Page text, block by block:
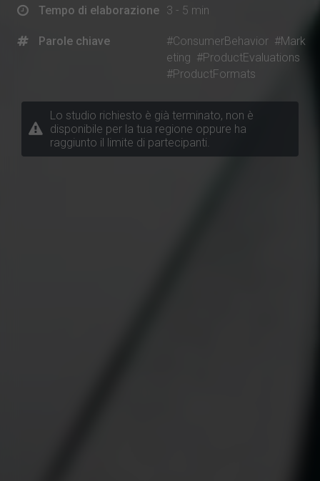
Tempo di elaborazione 3 - 5 min
Parole chiave #ConsumerBehavior #Mark
eting #ProductEvaluations
#ProductFormats
Lo studio richiesto è già terminato, non è
disponibile per la tua regione oppure ha
raggiunto il limite di partecipanti.